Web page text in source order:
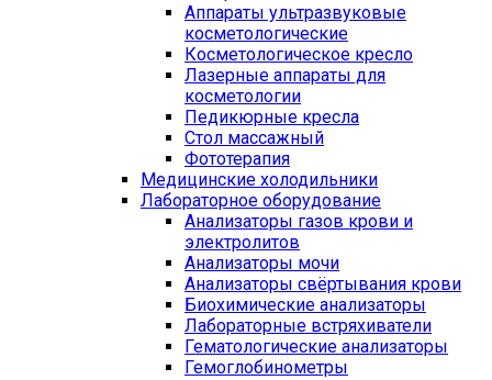
Аппараты ультразвуковые
косметологические
Косметологическое кресло
Лазерные аппараты для
косметологии
Педикюрные кресла
Стол массажный
Фототерапия
Медицинские холодильники
Лабораторное оборудование
Анализаторы газов крови и
электролитов
Анализаторы мочи
Анализаторы свёртывания крови
Биохимические анализаторы
Лабораторные встряхиватели
Гематологические анализаторы
Гемоглобинометры